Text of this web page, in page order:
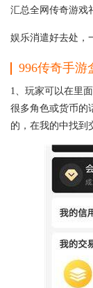
汇总全网传奇游戏
娱乐消遣好去处，
996传奇手游
1、玩家可以在里
很多角色或货币的
的，在我的中找到